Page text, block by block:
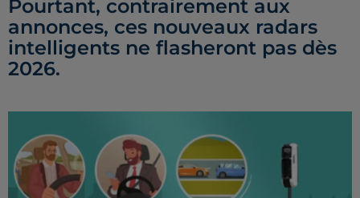
Pourtant, contrairement aux
annonces, ces nouveaux radars
intelligents ne flasheront pas dès
2026.